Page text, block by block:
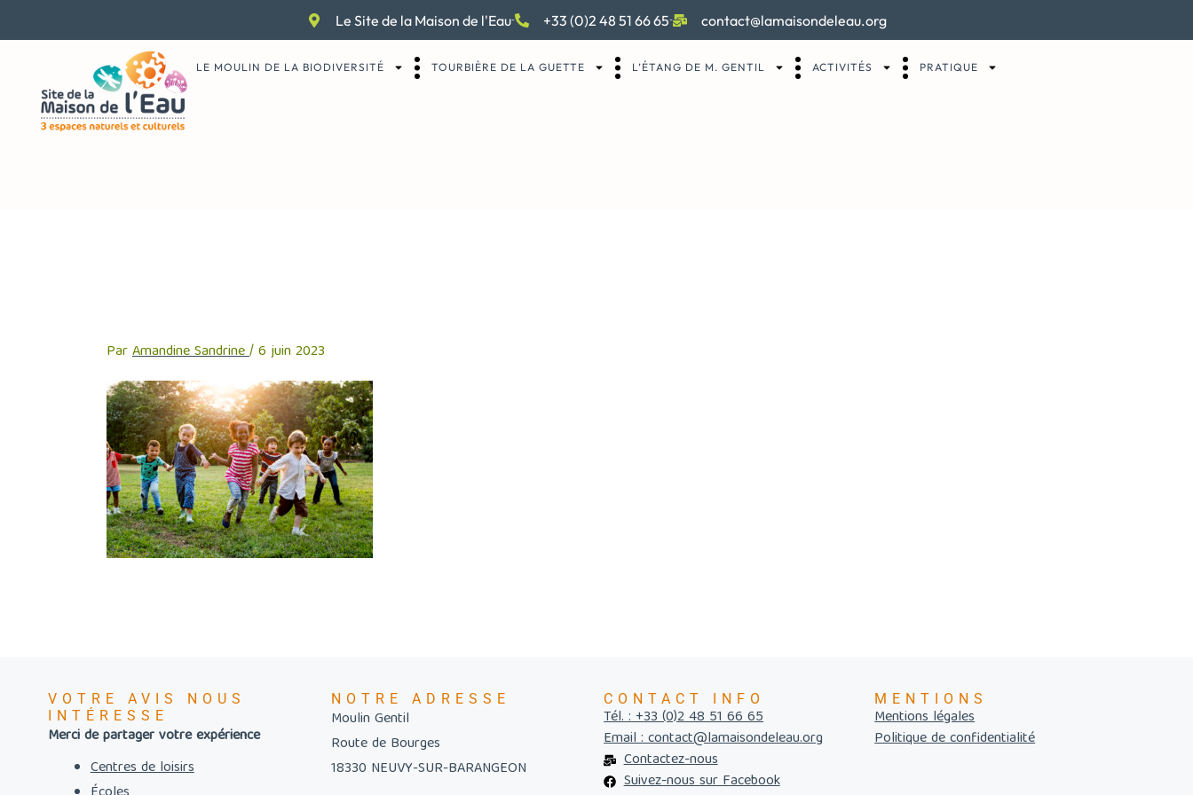
Le Site de la Maison de l'Eau +33 (0)2 48 51 66 65 contact@lamaisondeleau.org
LE MOULIN DE LA BIODIVERSITÉ TOURBIÈRE DE LA GUETTE L’ÉTANG DE M. GENTIL ACTIVITÉS PRATIQUE
ParAmandine Sandrine/6 juin 2023
VOTRE AVIS NOUS
INTÉRESSE
Merci de partager votre expérience
Centres de loisirs
NOTRE ADRESSE
Moulin Gentil
Route de Bourges
18330 NEUVY-SUR-BARANGEON
CONTACT INFO
Tél. : +33 (0)2 48 51 66 65
Email : contact@lamaisondeleau.org
Contactez-nous
Suivez-nous sur Facebook
MENTIONS
Mentions légales
Politique de confidentialité